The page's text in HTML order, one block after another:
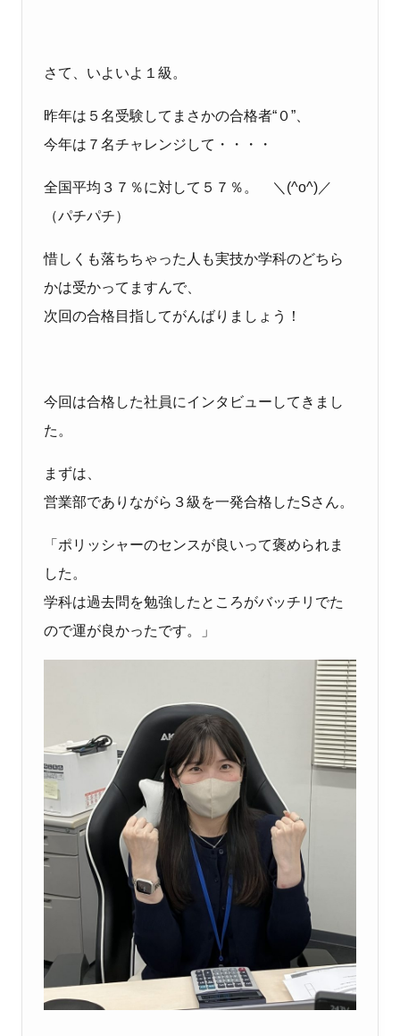
さて、いよいよ１級。
昨年は５名受験してまさかの合格者“０”、
今年は７名チャレンジして・・・・
全国平均３７％に対して５７％。 ＼(^o^)／
（パチパチ）
惜しくも落ちちゃった人も実技か学科のどちら
かは受かってますんで、
次回の合格目指してがんばりましょう！
今回は合格した社員にインタビューしてきまし
た。
まずは、
営業部でありながら３級を一発合格したSさん。
「ポリッシャーのセンスが良いって褒められま
した。
学科は過去問を勉強したところがバッチリでた
ので運が良かったです。」